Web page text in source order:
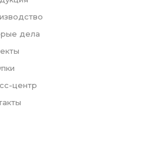
дела
центр